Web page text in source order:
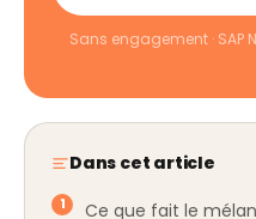
Sans engagement · SAP
Dans cet article
Ce que fait le